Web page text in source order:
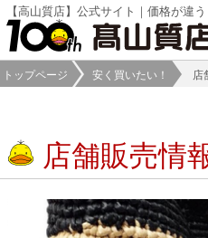
【高山質店】公式サイト｜価格が違
トップページ 安く買いたい！ 店
店舗販売情